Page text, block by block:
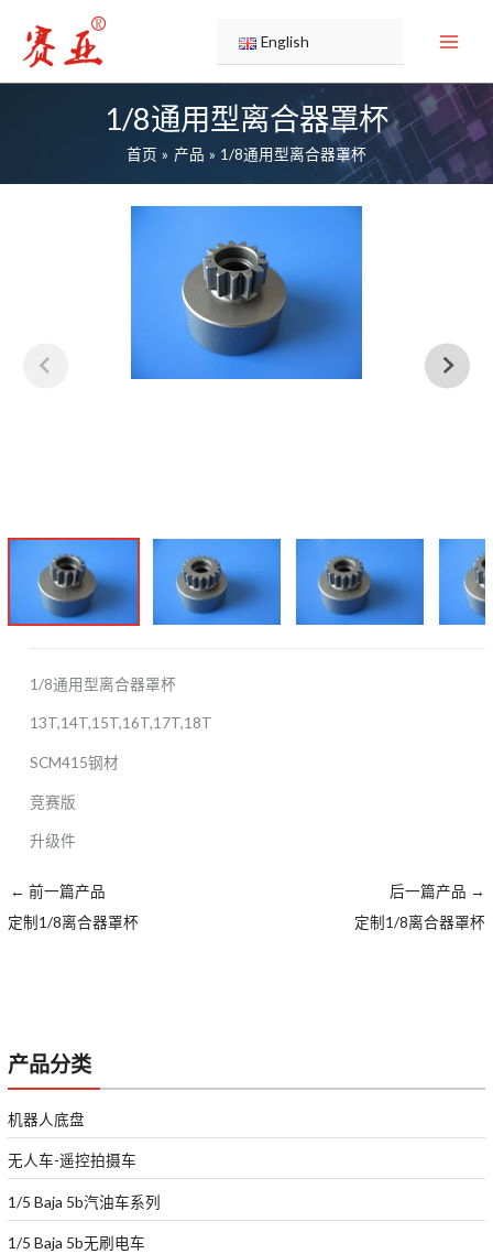
容
English
1/8通用型离合器罩杯
首页 产品 1/8通用型离合器罩杯
产品分类
机器人底盘
无人车-遥控拍摄车
1/5 Baja 5b汽油车系列
1/5 Baja 5b无刷电车
1/8通用型离合器罩杯
13T,14T,15T,16T,17T,18T
SCM415钢材
竞赛版
升级件
← 前一篇产品
定制1/8离合器罩杯
后一篇产品 →
定制1/8离合器罩杯